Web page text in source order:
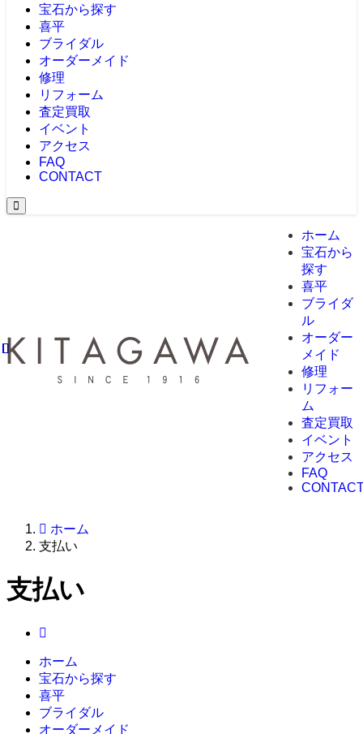
宝石から探す
喜平
ブライダル
オーダーメイド
修理
リフォーム
査定買取
イベント
アクセス
FAQ
CONTACT
ホーム
宝石から
探す
喜平
ブライダ
ル
オーダー
メイド
修理
リフォー
ム
査定買取
イベント
アクセス
FAQ
ホーム
支払い
支払い
ホーム
宝石から探す
喜平
ブライダル
オーダーメイド